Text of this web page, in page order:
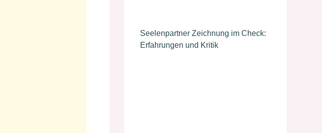
Seelenpartner Zeichnung im Check:
Erfahrungen und Kritik